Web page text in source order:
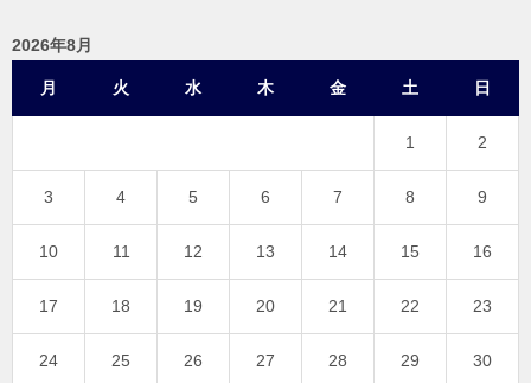
2026年8月
月 火 水 木 金 土 日
1 2
3 4 5 6 7 8 9
10 11 12 13 14 15 16
17 18 19 20 21 22 23
24 25 26 27 28 29 30